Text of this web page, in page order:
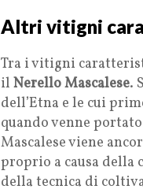
Altri vitigni
Tra i vitigni
il Nerello Mascalese.
dell’Etna e le cui
quando venne
Mascalese viene
proprio a causa
della tecnica di